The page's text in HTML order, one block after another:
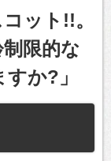
ット!!。
制限的な
か?」